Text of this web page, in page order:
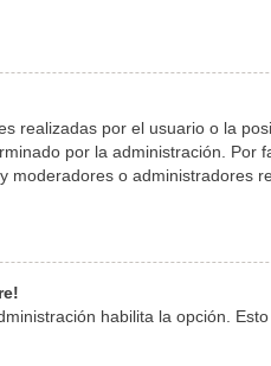
realizadas por el usuario o la
por la administración. Por
o administradores
habilita la opción.